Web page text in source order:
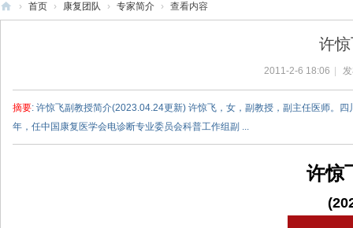
索
› 首页 › 康复团队 › 专家简介 › 查看内容
许
2011-2-6 18:06
摘要: 许惊飞副教授简介(2023.04.24更新) 许惊飞，女，副教授，副主任医师。
年，任中国康复医学会电诊断专业委员会科普工作组副 ...
许惊